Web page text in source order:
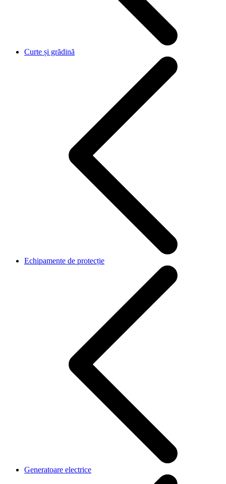
Curte și grădină
Echipamente de protecție
Generatoare electrice